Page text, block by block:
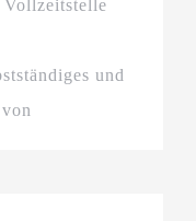
Vollzeitstelle
und